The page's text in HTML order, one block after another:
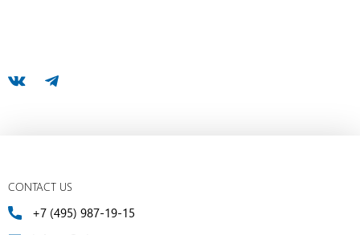
CONTACT US
+7 (495) 987-19-15